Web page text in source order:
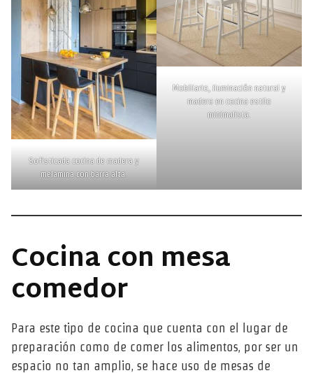
Sofisticada cocina de madera y
melamina con barra alta.
Mobiliario, iluminación natural y
madera en cocina estilo
minimalista.
Cocina con mesa
comedor
Para este tipo de cocina que cuenta con el lugar de
preparación como de comer los alimentos, por ser un
espacio no tan amplio, se hace uso de mesas de